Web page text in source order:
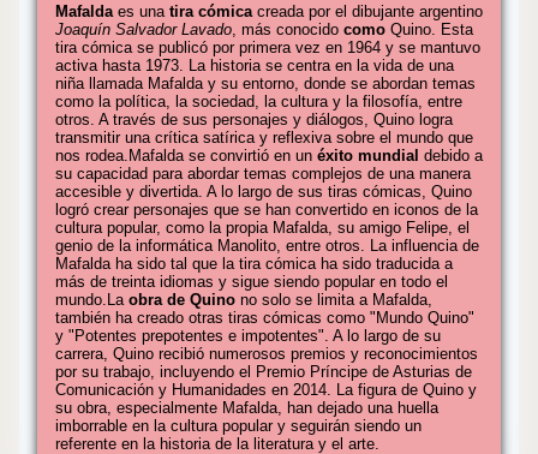
Mafalda es una tira cómica creada por el dibujante argentino
Joaquín Salvador Lavado , más conocido como Quino. Esta
tira cómica se publicó por primera vez en 1964 y se mantuvo
activa hasta 1973. La historia se centra en la vida de una
niña llamada Mafalda y su entorno, donde se abordan temas
como la política, la sociedad, la cultura y la filosofía, entre
otros. A través de sus personajes y diálogos, Quino logra
transmitir una crítica satírica y reflexiva sobre el mundo que
nos rodea.Mafalda se convirtió en un éxito mundial debido a
su capacidad para abordar temas complejos de una manera
accesible y divertida. A lo largo de sus tiras cómicas, Quino
logró crear personajes que se han convertido en iconos de la
cultura popular, como la propia Mafalda, su amigo Felipe, el
genio de la informática Manolito, entre otros. La influencia de
Mafalda ha sido tal que la tira cómica ha sido traducida a
más de treinta idiomas y sigue siendo popular en todo el
mundo.La obra de Quino no solo se limita a Mafalda,
también ha creado otras tiras cómicas como "Mundo Quino"
y "Potentes prepotentes e impotentes". A lo largo de su
carrera, Quino recibió numerosos premios y reconocimientos
por su trabajo, incluyendo el Premio Príncipe de Asturias de
Comunicación y Humanidades en 2014. La figura de Quino y
su obra, especialmente Mafalda, han dejado una huella
imborrable en la cultura popular y seguirán siendo un
referente en la historia de la literatura y el arte.